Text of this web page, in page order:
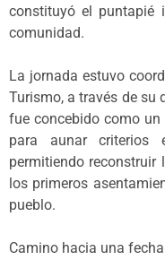
constituyó el puntapié
comunidad.
La jornada estuvo
Turismo, a través de su
fue concebido como
para aunar criterios
permitiendo reconstruir
los primeros
pueblo.
Camino hacia una